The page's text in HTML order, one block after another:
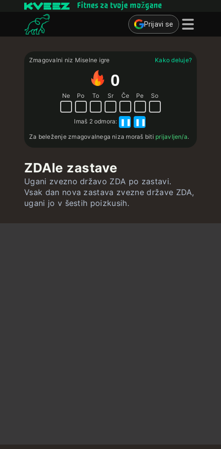
Fitnes za tvoje možgane
Prijavi se
Kvizi
Učne kartice
Interaktivne vaje
Uporabnik
Ustvari kviz
Stik ∴
Zmagovalni niz Miselne igre Kako deluje?
0
Ne Po To Sr Če Pe So
Imaš 2 odmora: ❚❚ ❚❚
Za beleženje zmagovalnega niza moraš biti prijavljen/a.
ZDAle zastave
Ugani zvezno državo ZDA po zastavi.
Vsak dan nova zastava zvezne države ZDA,
ugani jo v šestih poizkusih.